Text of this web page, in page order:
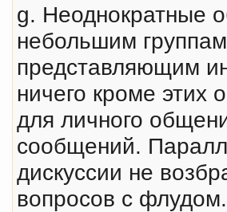
g. Неоднократные
небольшим
представляющим
ничего кроме
для личного
сообщений.
дискуссии не
вопросов с